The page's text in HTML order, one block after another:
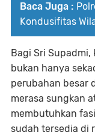
Baca Juga :
Kondusifitas
Bagi Sri
bukan hanya
perubahan besar
merasa sungkan
membutuhkan
sudah tersedia di